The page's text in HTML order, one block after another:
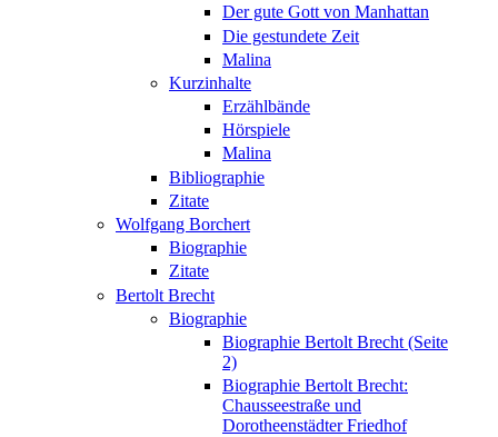
Der gute Gott von Manhattan
Die gestundete Zeit
Malina
Kurzinhalte
Erzählbände
Hörspiele
Malina
Bibliographie
Zitate
Wolfgang Borchert
Biographie
Zitate
Bertolt Brecht
Biographie
Biographie Bertolt Brecht (Seite
2)
Biographie Bertolt Brecht:
Chausseestraße und
Dorotheenstädter Friedhof